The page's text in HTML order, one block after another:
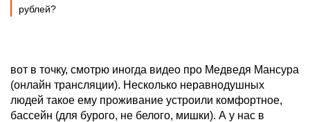
рублей?
вот в точку, смотрю иногда видео про Медведя Мансура
(онлайн трансляции). Несколько неравнодушных
людей такое ему проживание устроили комфортное,
бассейн (для бурого, не белого, мишки). А у нас в